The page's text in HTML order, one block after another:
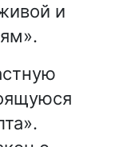
и